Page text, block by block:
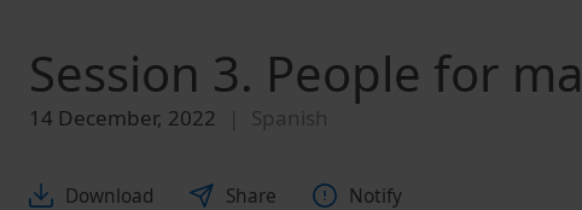
Session 3. People for
14 December, 2022 Spanish
Download Share Notify